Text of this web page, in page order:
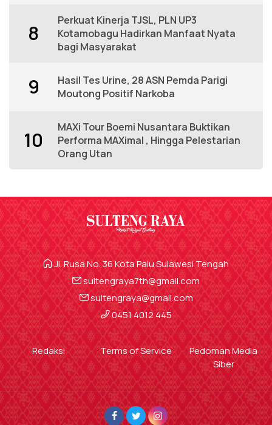
8
Perkuat Kinerja TJSL, PLN UP3
Kotamobagu Hadirkan Manfaat Nyata
bagi Masyarakat
9
Hasil Tes Urine, 28 ASN Pemda Parigi
Moutong Positif Narkoba
10
MAXi Tour Boemi Nusantara Buktikan
Performa MAXimal , Hingga Pelestarian
Orang Utan
Jl. Rusa No. 36 Kota Palu Sulawesi Tengah
sultengraya7th@gmail.com
sultengraya@gmail.com
0451 4012 445
Redaksi Terms of Service
Pedoman Media
Siber